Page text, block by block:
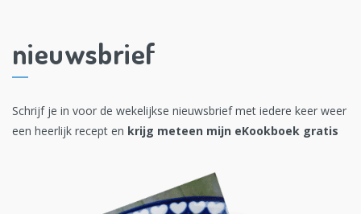
nieuwsbrief
Schrijf je in voor de wekelijkse nieuwsbrief met iedere keer weer
een heerlijk recept en krijg meteen mijn eKookboek gratis